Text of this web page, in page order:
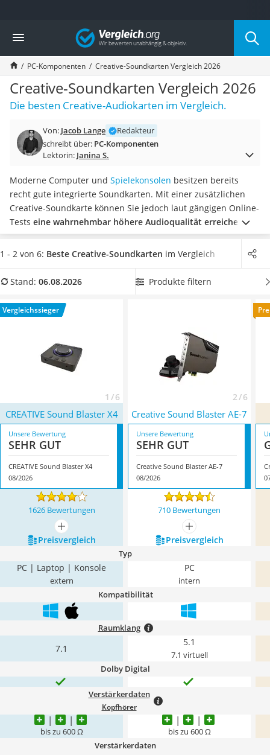
Die beliebtesten Vergleiche nach Kategorie
Elektronik
Powerstation
Monitor 32 Zoll 4K
Fernseher
Drucker
Desktop-PC
Diascanner
Laser-Multifunktionsdrucker
Powerstation mit Solarpanel
Gaming-PC
Soundbar
17-Zoll-Laptop
Satellitenschüssel
Gaming-Headset
Tablets unter 200 Euro
Lichtwecker
Acer Aspire
Vergleich
PC-Komponenten Creative-Soundkarten Vergleich 2026
Creative-Soundkarten Vergleich 2026
Die besten Creative-Audiokarten im Vergleich.
Von: Jacob Lange
Redakteur
schreibt über: PC-Komponenten
Lektorin: Janina S.
Moderne Computer und Spielekonsolen besitzen bereits
recht gute integrierte Soundkarten. Mit einer zusätzlichen
Creative-Soundkarte können Sie jedoch laut gängigen Online-
Tests eine wahrnehmbar höhere Audioqualität erreichen
und so für eine maximale Immersion beim Gaming oder den
perfekten Musikgenuss sorgen. Dabei wird zwischen internen
unserer Vergleichstabelle eine Creative-Soundkarte mit
Klang zu erhalten. Überzeugt hat uns hier im August 2026
besonders das Modell
1 - 2 von 6: Beste Creative-Soundkarten im Vergleich
Stand: 06.08.2026 Produkte filtern
Vergleichssieger
1 / 6 2 / 6
CREATIVE Sound Blaster X4 Creative Sound Blaster AE-7
Unsere Bewertung
SEHR GUT
CREATIVE Sound Blaster X4
08/2026
Unsere Bewertung
SEHR GUT
Creative Sound Blaster AE-7
08/2026
1626 Bewertungen 710 Bewertungen
mehr anzeigen
mehr anzeigen
Preis­vergleich
Preis­vergleich
Typ
PC | Laptop | Konsole
extern
PC
intern
Kompatibilität
Raumklang
7.1
5.1
7.1 virtuell
Dolby Digital
Verstärkerdaten
Kopfhörer
bis zu 600 Ω bis zu 600 Ω
Verstärkerdaten